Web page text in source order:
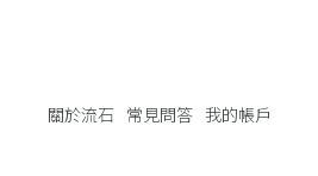
關於流石 常見問答 我的帳戶